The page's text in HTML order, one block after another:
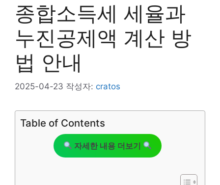
종합소득세 세율과
누진공제액 계산 방
법 안내
2025-04-23 작성자: cratos
Table of Contents
자세한 내용 더보기